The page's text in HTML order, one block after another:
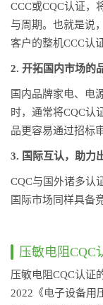
CCC或CQC认证，
与周期。也就是说
客户的整机CCC认
2. 开拓国内市场的
国内品牌家电、电
时，通常将CQC认
品更容易通过招标
3. 国际互认，助力
CQC与国外诸多认
国际市场同样具备
压敏电阻CQC
压敏电阻CQC认证
2022《电子设备用